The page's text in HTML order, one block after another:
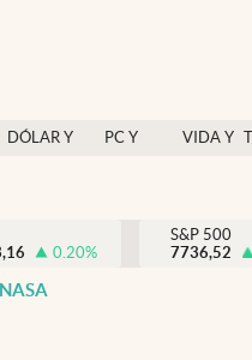
DÓLAR Y
PC Y
VIDA Y
México
0.20%
S&P 500
7736,52
NASA